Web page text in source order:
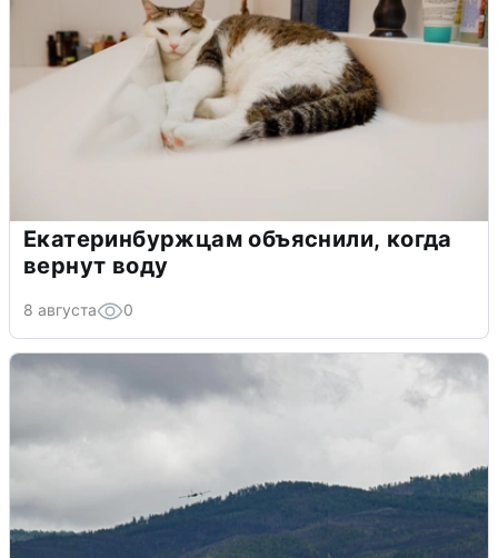
Екатеринбуржцам объяснили, когда
вернут воду
8 августа 0